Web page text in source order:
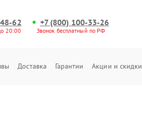
62
20:00
+7 (800) 100-33-26
Звонок бесплатный по РФ
Доставка Гарантии Акции и скидки